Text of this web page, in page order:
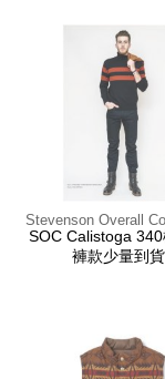
Stevenson Overall
SOC Calistoga
褲款少量到貨